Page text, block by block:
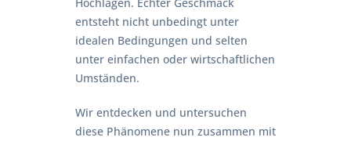
entsteht nicht unbedingt unter
idealen Bedingungen und selten
unter einfachen oder wirtschaftlichen
Umständen.
Wir entdecken und untersuchen
diese Phänomene nun zusammen mit